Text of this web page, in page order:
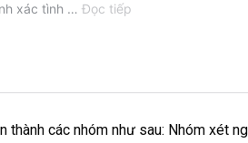
thành các nhóm như sau: Nhóm xét